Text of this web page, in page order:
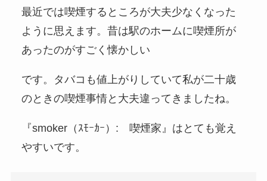
最近では喫煙するところが大夫少なくなった
ように思えます。昔は駅のホームに喫煙所が
あったのがすごく懐かしい
です。タバコも値上がりしていて私が二十歳
のときの喫煙事情と大夫違ってきましたね。
『smoker（ｽﾓｰｶｰ）: 喫煙家』はとても覚え
やすいです。